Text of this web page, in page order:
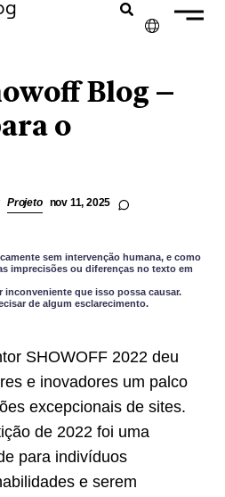
ENGLISH
ITALIANO
Blog –
o
Projeto nov 11, 2025
sem intervenção humana, e como
imprecisões ou diferenças no texto em
que isso possa causar.
de algum esclarecimento.
SHOWOFF 2022 deu
e inovadores um palco
excepcionais de sites.
de 2022 foi uma
para indivíduos
e serem